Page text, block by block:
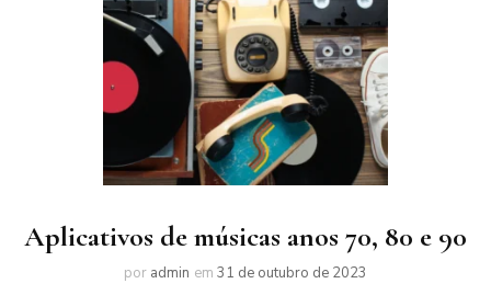
Aplicativos de músicas anos 70, 80 e 90
por admin em 31 de outubro de 2023